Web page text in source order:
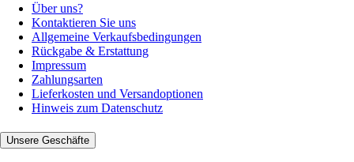
Über uns?
Kontaktieren Sie uns
Allgemeine Verkaufsbedingungen
Rückgabe & Erstattung
Impressum
Zahlungsarten
Lieferkosten und Versandoptionen
Hinweis zum Datenschutz
Unsere Geschäfte